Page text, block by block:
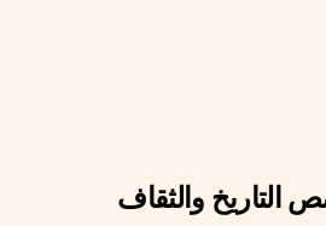
التاريخ والثقاف